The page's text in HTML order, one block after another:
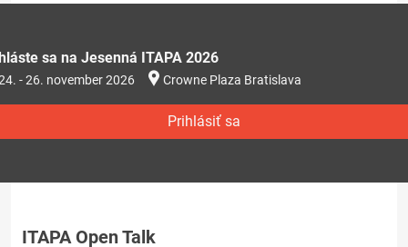
sa na Jesenná ITAPA 2026
- 26. november 2026 Crowne Plaza Bratislava
Prihlásiť sa
ITAPA Open Talk